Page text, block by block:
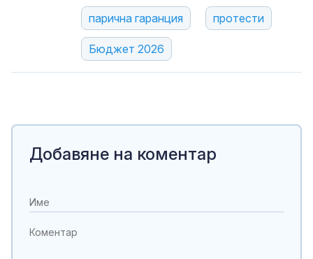
парична гаранция протести
Бюджет 2026
Добавяне на коментар